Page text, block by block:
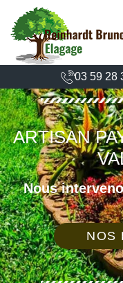
03 59 28
ARTISAN
Nous
NOS